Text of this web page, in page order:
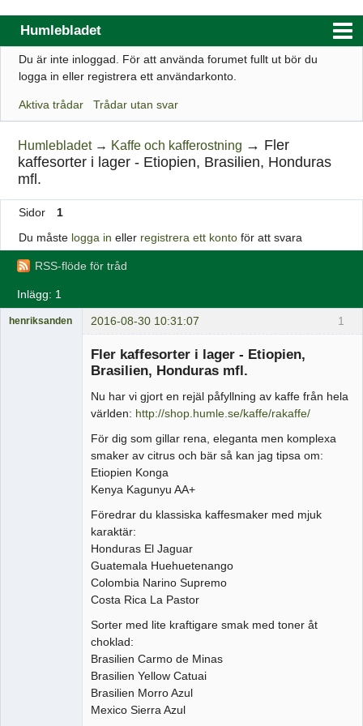
Humlebladet
Index
Regler
Sök
Registrera ett konto
Logga in
Webbutik
Du är inte inloggad. För att använda forumet fullt ut bör du
logga in eller registrera ett användarkonto.
Aktiva trådar Trådar utan svar
Humlebladet → Kaffe och kafferostning → Fler
kaffesorter i lager - Etiopien, Brasilien, Honduras
mfl.
Sidor
1
Du måste logga in eller registrera ett kontoför att svara
RSS-flöde för tråd
Inlägg: 1
1
henriksanden 2016-08-30 10:31:07
Fler kaffesorter i lager - Etiopien,
Brasilien, Honduras mfl.
Nu har vi gjort en rejäl påfyllning av kaffe från hela
världen: http://shop.humle.se/kaffe/rakaffe/
För dig som gillar rena, eleganta men komplexa
smaker av citrus och bär så kan jag tipsa om:
Etiopien Konga
Kenya Kagunyu AA+
Föredrar du klassiska kaffesmaker med mjuk
karaktär:
Honduras El Jaguar
Guatemala Huehuetenango
Colombia Narino Supremo
Costa Rica La Pastor
Sorter med lite kraftigare smak med toner åt
choklad:
Brasilien Carmo de Minas
Brasilien Yellow Catuai
Brasilien Morro Azul
Mexico Sierra Azul